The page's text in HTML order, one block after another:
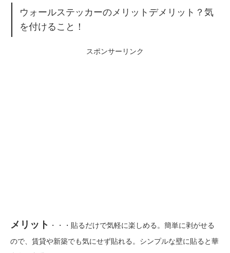
ウォールステッカーのメリットデメリット？気
を付けること！
スポンサーリンク
メリット ・・・貼るだけで気軽に楽しめる。簡単に剥がせる
ので、賃貸や新築でも気にせず貼れる。シンプルな壁に貼ると華